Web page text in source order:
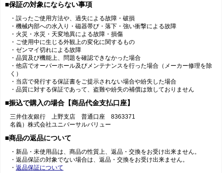
■保証の対象にならない事項
・誤ったご使用方法や、過失による故障・破損
・機械内部への水入り・磁器帯び・落下・強い衝撃による故障
・火災・水災・天変地異による故障・損傷
・ご使用中に生じる外観上の変化に関するもの
・ゼンマイ切れによる故障
・品質及び機能上、問題を確認できなかった場合
・他店でオーバーホール及びメンテナンスを行った場合（メーカー修理を除
く）
・当店で発行する保証書をご提示されない場合や紛失した場合
・品質に対する保証であって、盗難や紛失の補償は致しておりません
■振込で購入の場合【商品代金支払口座】
三井住友銀行 上野支店 普通口座 8363371
名義）株式会社ユニバーサルバリュー
■商品の返品について
・新品・未使用品は、商品の性質上、返品・交換をお受け出来ません。
・返品保証の対象でない場合は、返品・交換をお受け出来ません。
・ 返品保証について